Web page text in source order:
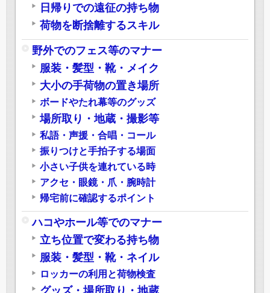
日帰りでの遠征の持ち物
荷物を断捨離するスキル
野外でのフェス等のマナー
服装・髪型・靴・メイク
大小の手荷物の置き場所
ボードやたれ幕等のグッズ
場所取り・地蔵・撮影等
私語・声援・合唱・コール
振りつけと手拍子する場面
小さい子供を連れている時
アクセ・眼鏡・爪・腕時計
帰宅前に確認するポイント
ハコやホール等でのマナー
立ち位置で変わる持ち物
服装・髪型・靴・ネイル
ロッカーの利用と荷物検査
グッズ・場所取り・地蔵